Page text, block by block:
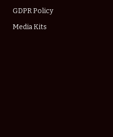
GDPR Policy
Media Kits